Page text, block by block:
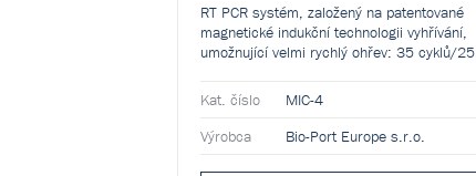
RT PCR systém, založený na patentované
magnetické indukční technologii vyhřívání,
umožnující velmi rychlý ohřev: 35 cyklů/25
Kat. číslo
MIC-4
Výrobca
Bio-Port Europe s.r.o.